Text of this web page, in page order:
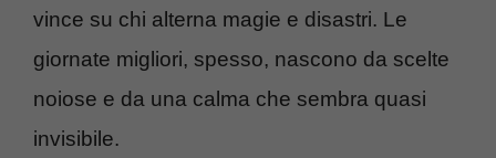
vince su chi alterna magie e disastri. Le
giornate migliori, spesso, nascono da scelte
noiose e da una calma che sembra quasi
invisibile.